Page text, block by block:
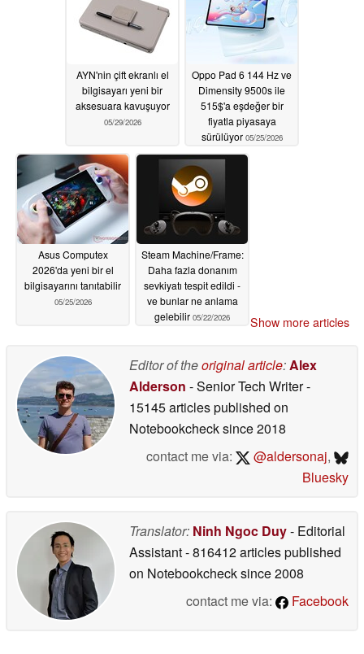
AYN'nin çift ekranlı el
bilgisayarı yeni bir
aksesuara kavuşuyor
05/29/2026
Oppo Pad 6 144 Hz ve
Dimensity 9500s ile
515$'a eşdeğer bir
fiyatla piyasaya
sürülüyor 05/25/2026
Asus Computex
2026'da yeni bir el
bilgisayarını tanıtabilir
05/25/2026
Steam Machine/Frame:
Daha fazla donanım
sevkiyatı tespit edildi -
ve bunlar ne anlama
gelebilir 05/22/2026 Show more articles
Editor of theoriginal article:Alex
Alderson - Senior Tech Writer-
15145 articles published on
Notebookchecksince 2018
contact me via:
@aldersonaj,
Bluesky
Translator: Ninh Ngoc Duy- Editorial
Assistant- 816412 articles published
on Notebookchecksince 2008
contact me via:
Facebook